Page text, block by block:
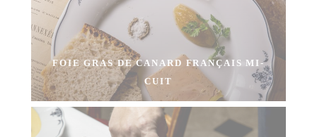
FOIE GRAS DE CANARD FRANÇAIS MI-
CUIT